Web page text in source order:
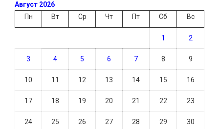
Август 2026
Пн
Вт Ср Чт Пт Сб Вс
1 2
3 4 5 6 7 8 9
10 11 12 13 14 15 16
17 18 19 20 21 22 23
24 25 26 27 28 29 30